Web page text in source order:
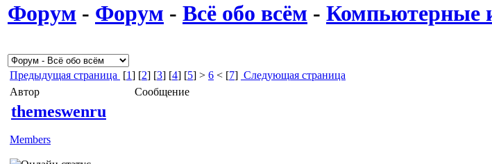
Форум - Форум - Всё обо всём - Компьютерные
Предыдущая страница [1] [2] [3] [4] [5] > 6 < [7] Следующая страница
Автор
Сообщение
themeswenru
Members